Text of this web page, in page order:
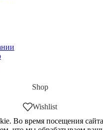
Shop
Wishlist
Во время посещения